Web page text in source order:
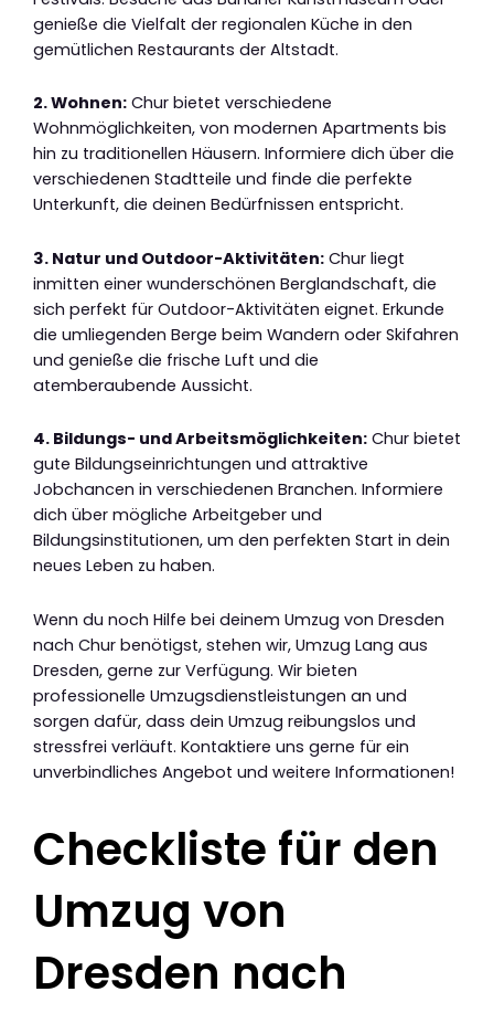
genieße die Vielfalt der regionalen Küche in den
gemütlichen Restaurants der Altstadt.
2. Wohnen: Chur bietet verschiedene
Wohnmöglichkeiten, von modernen Apartments bis
hin zu traditionellen Häusern. Informiere dich über die
verschiedenen Stadtteile und finde die perfekte
Unterkunft, die deinen Bedürfnissen entspricht.
3. Natur und Outdoor-Aktivitäten: Chur liegt
inmitten einer wunderschönen Berglandschaft, die
sich perfekt für Outdoor-Aktivitäten eignet. Erkunde
die umliegenden Berge beim Wandern oder Skifahren
und genieße die frische Luft und die
atemberaubende Aussicht.
4. Bildungs- und Arbeitsmöglichkeiten: Chur bietet
gute Bildungseinrichtungen und attraktive
Jobchancen in verschiedenen Branchen. Informiere
dich über mögliche Arbeitgeber und
Bildungsinstitutionen, um den perfekten Start in dein
neues Leben zu haben.
Wenn du noch Hilfe bei deinem Umzug von Dresden
nach Chur benötigst, stehen wir, Umzug Lang aus
Dresden, gerne zur Verfügung. Wir bieten
professionelle Umzugsdienstleistungen an und
sorgen dafür, dass dein Umzug reibungslos und
stressfrei verläuft. Kontaktiere uns gerne für ein
unverbindliches Angebot und weitere Informationen!
Checkliste für den
Umzug von
Dresden nach